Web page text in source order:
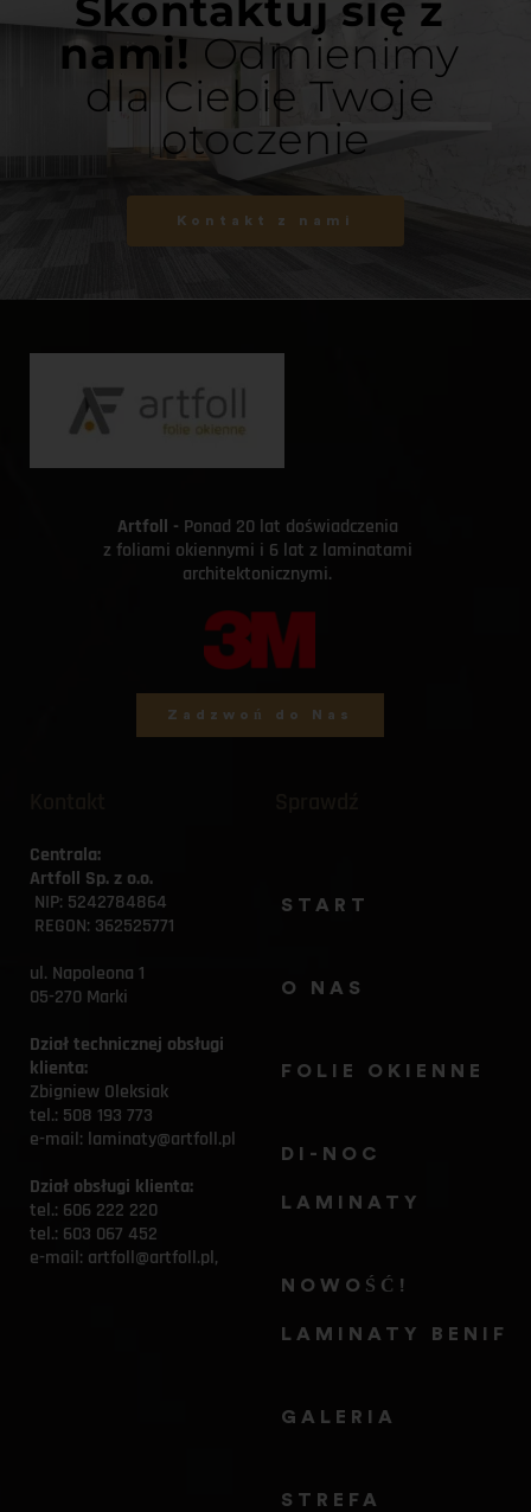
Skontaktuj się z
nami! Odmienimy
dla Ciebie Twoje
otoczenie
Kontakt z nami
Artfoll - Ponad 20 lat doświadczenia
z foliami okiennymi i 6 lat z laminatami
architektonicznymi.
Zadzwoń do Nas
Centrala:
Artfoll Sp. z o.o.
NIP: 5242784864
REGON: 362525771
ul. Napoleona 1
05-270 Marki
Dział technicznej obsługi
klienta:
Zbigniew Oleksiak
tel.: 508 193 773
e-mail: laminaty@artfoll.pl
Dział obsługi klienta:
tel.: 606 222 220
tel.: 603 067 452
e-mail: artfoll@artfoll.pl,
START
O NAS
FOLIE OKIENNE
DI-NOC
LAMINATY
NOWOŚĆ!
LAMINATY BENIF
GALERIA
STREFA